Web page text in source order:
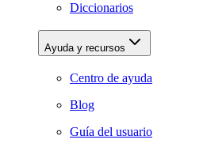
Diccionarios
Ayuda y recursos
Centro de ayuda
Blog
Guía del usuario